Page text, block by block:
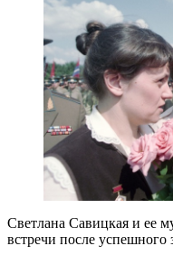
Светлана Савицкая и ее
встречи после успешного